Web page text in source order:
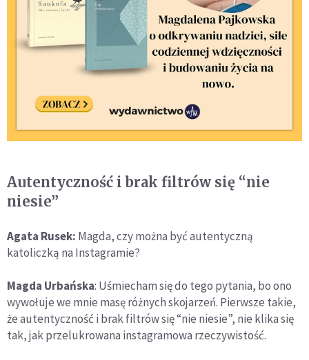
Autentyczność i brak filtrów się “nie
niesie”
Agata Rusek: Magda, czy można być autentyczną
katoliczką na Instagramie?
Magda Urbańska: Uśmiecham się do tego pytania, bo ono
wywołuje we mnie masę różnych skojarzeń. Pierwsze takie,
że autentyczność i brak filtrów się “nie niesie”, nie klika się
tak, jak przelukrowana instagramowa rzeczywistość.